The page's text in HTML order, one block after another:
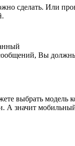
сделать. Или
Вы должны
выбрать модель
А значит